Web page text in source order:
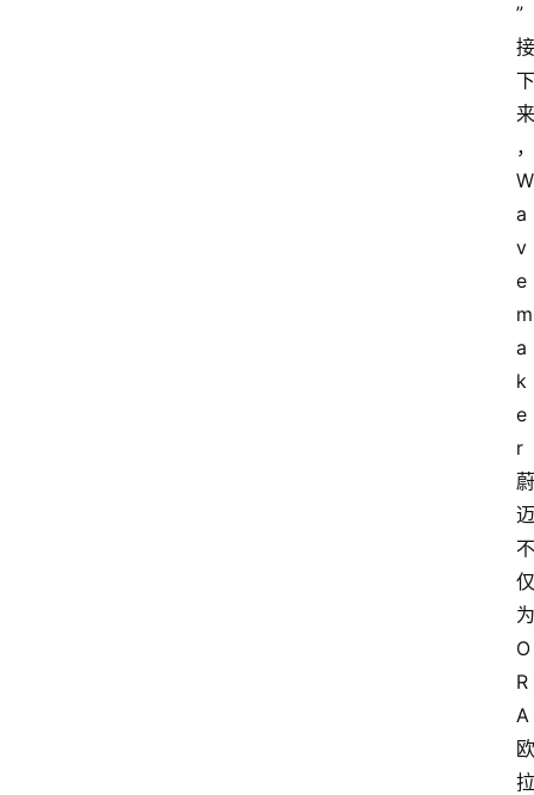
”
接
下
来
，
W
a
v
e
m
a
k
e
r
蔚
迈
不
仅
为
O
R
A
欧
拉